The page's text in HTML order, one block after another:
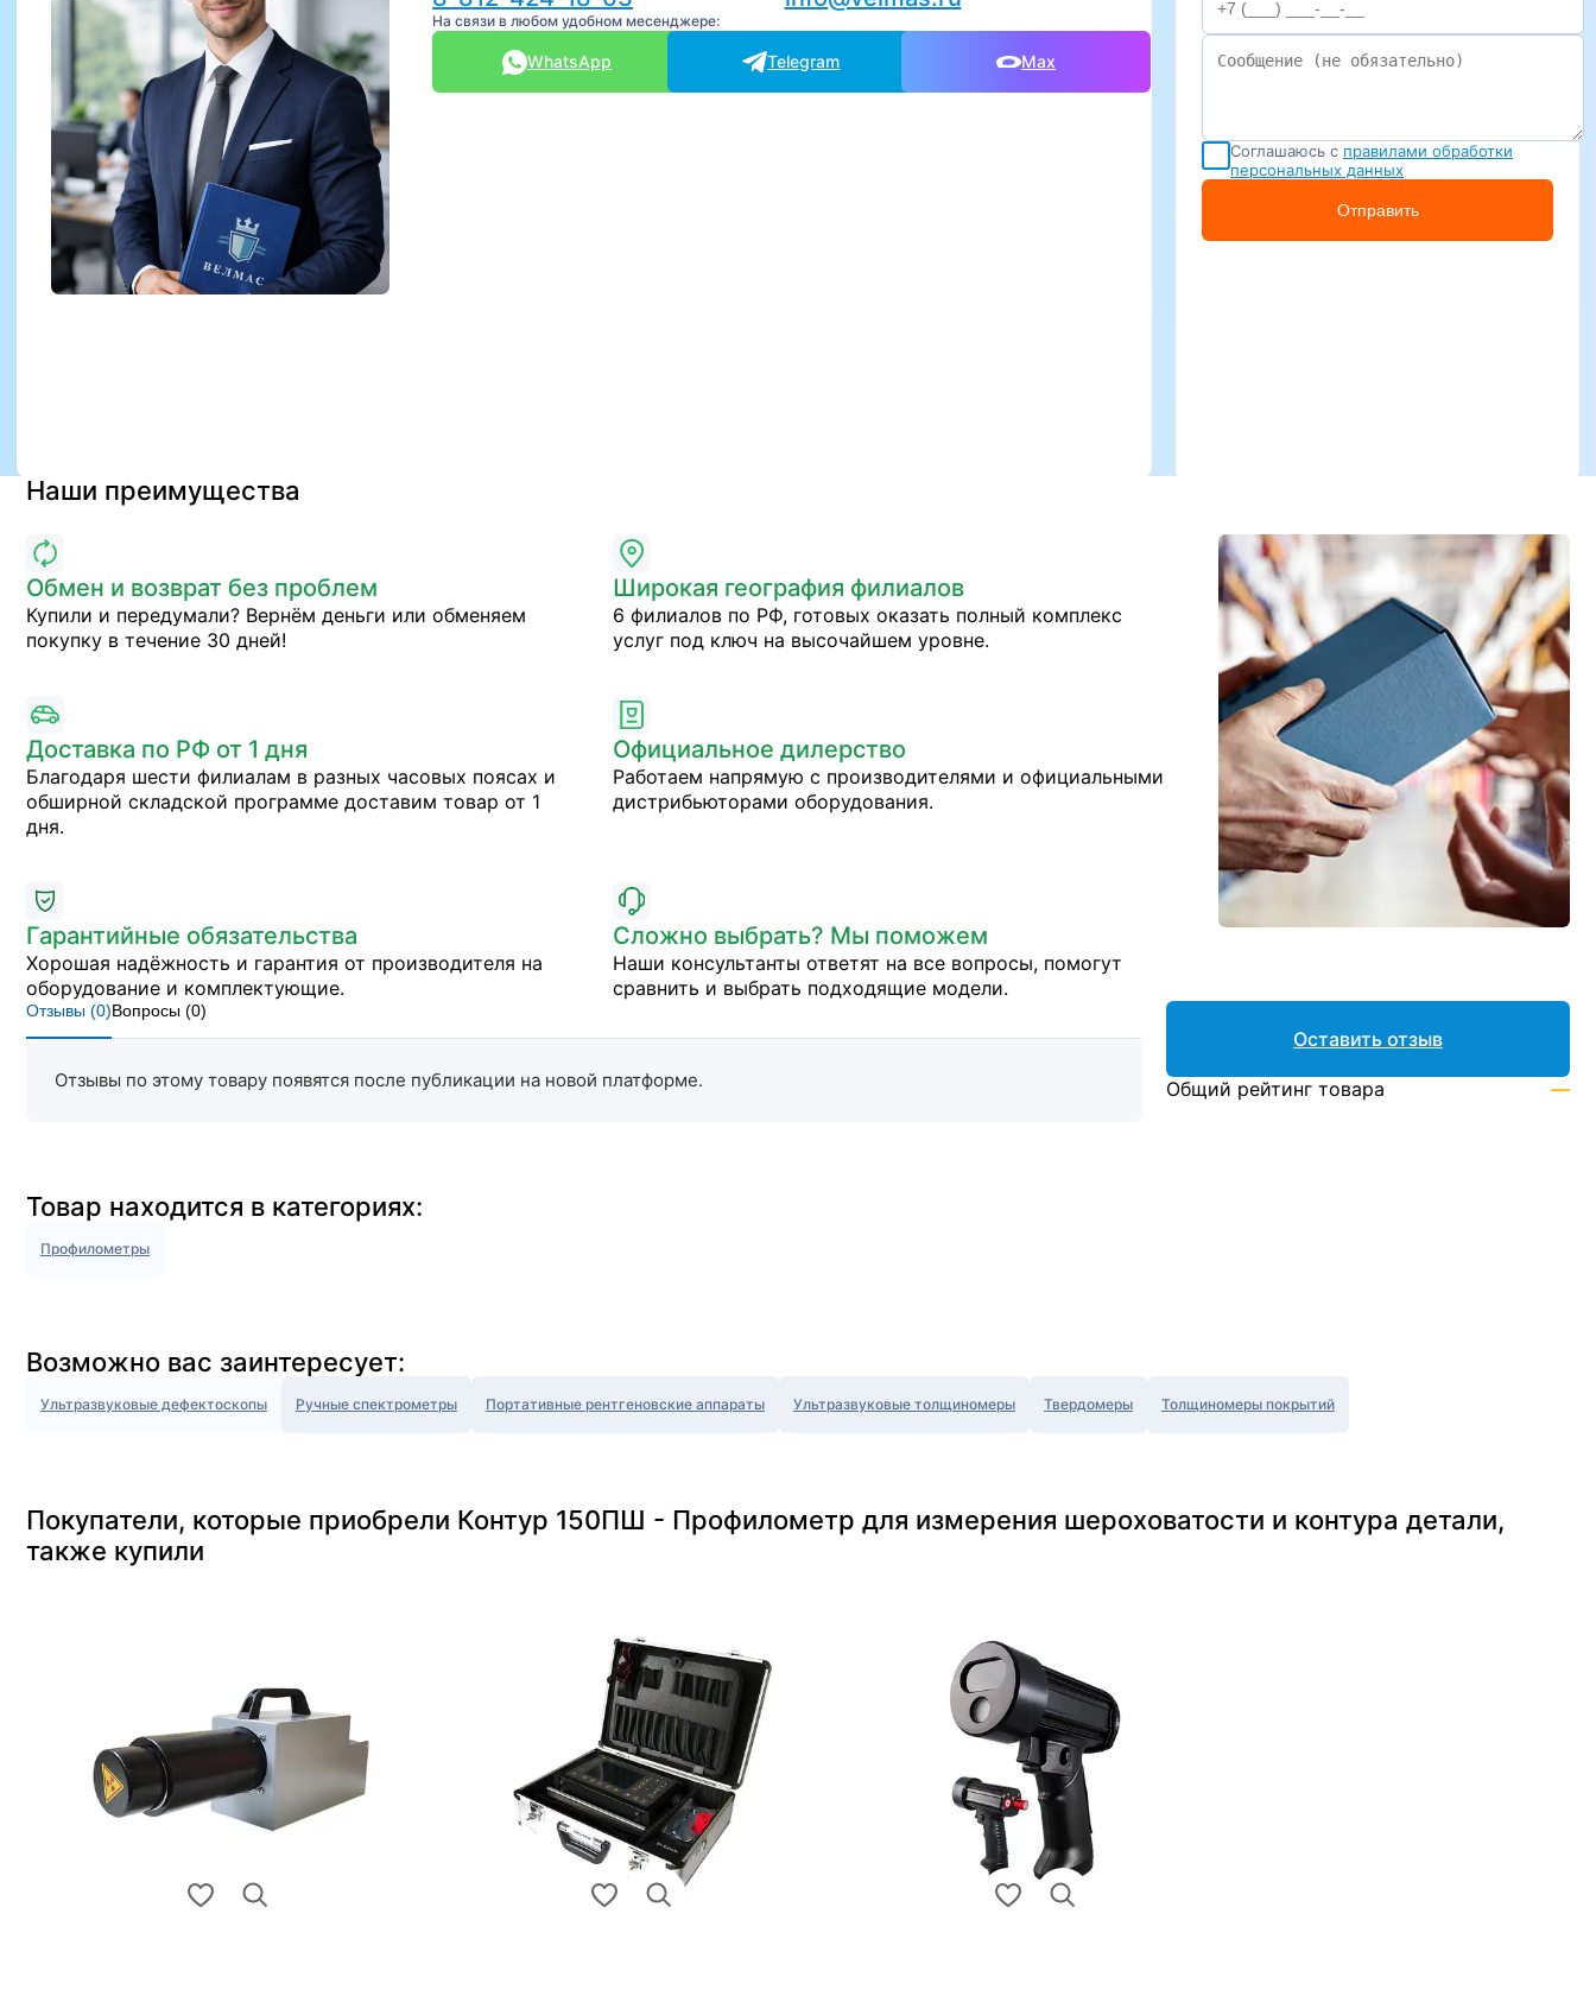
На связи в любом удобном месенджере:
WhatsApp Telegram Max
Соглашаюсь с правилами обработки
персональных данных
Отправить
Наши преимущества
Обмен и возврат без проблем
Купили и передумали? Вернём деньги или обменяем
покупку в течение 30 дней!
Широкая география филиалов
6 филиалов по РФ, готовых оказать полный комплекс
услуг под ключ на высочайшем уровне.
Доставка по РФ от 1 дня
Благодаря шести филиалам в разных часовых поясах и
обширной складской программе доставим товар от 1
дня.
Официальное дилерство
Работаем напрямую с производителями и официальными
дистрибьюторами оборудования.
Гарантийные обязательства
Хорошая надёжность и гарантия от производителя на
оборудование и комплектующие.
Сложно выбрать? Мы поможем
Наши консультанты ответят на все вопросы, помогут
сравнить и выбрать подходящие модели.
Отзывы (0)Вопросы (0)
Отзывы по этому товару появятся после публикации на новой платформе.
Оставить отзыв
Общий рейтинг товара —
Товар находится в категориях:
Профилометры
Возможно вас заинтересует:
Ультразвуковые дефектоскопы Ручные спектрометры Портативные рентгеновские аппараты Ультразвуковые толщиномеры Твердомеры Толщиномеры покрытий
Покупатели, которые приобрели Контур 150ПШ - Профилометр для измерения шероховатости и контура детали,
также купили